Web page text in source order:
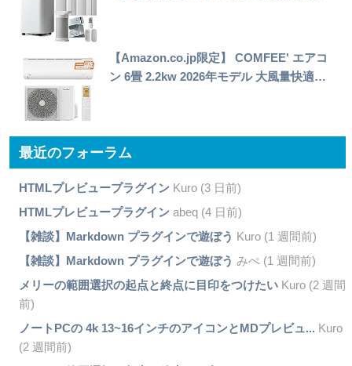
【Amazon.co.jp限定】 COMFEE' エアコ
ン 6畳 2.2kw 2026年モデル 大風量快適…
最近のフォーラム
HTMLプレビュープラグインKuro (3 日前)
HTMLプレビュープラグインabeq (4 日前)
【雑談】Markdown プラグインで遊ぼう Kuro (1 週間前)
【雑談】Markdown プラグインで遊ぼう みぺ (1 週間前)
メリーの範囲選択の起点と終点に目印をつけたいKuro (2 週間
前)
ノートPCの 4k 13~16インチのアイコンとMDプレビュ... Kuro
(2 週間前)